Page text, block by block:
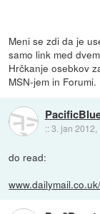
Meni se zdi da je
samo link med
Hrčkanje osebkov
MSN-jem in Forumi.
::3. jan 2012,
do read: